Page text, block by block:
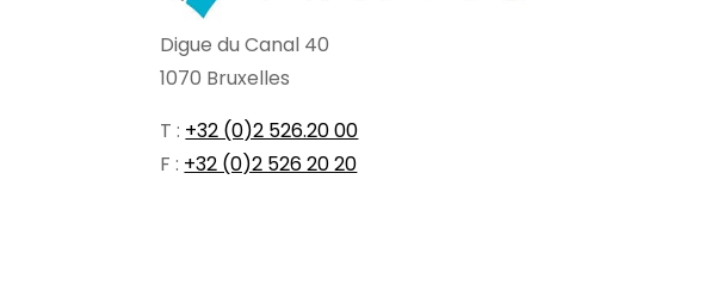
Digue du Canal 40
1070 Bruxelles
T : +32 (0)2 526.20 00
F : +32 (0)2 526 20 20